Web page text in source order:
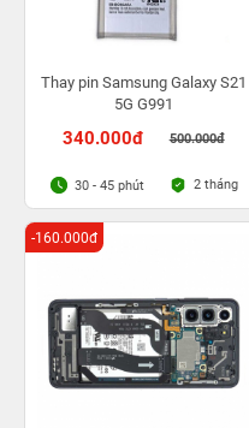
Thay pin Samsung Galaxy S21
5G G991
340.000đ 500.000đ
30 - 45 phút 2 tháng
-160.000đ